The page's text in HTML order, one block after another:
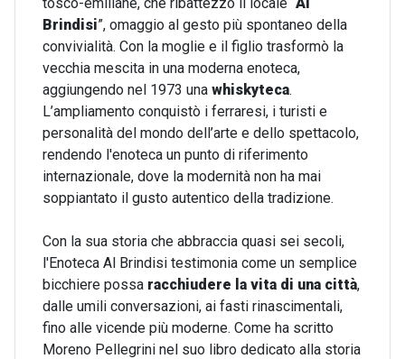
Brindisi”, omaggio al gesto più spontaneo della
convivialità. Con la moglie e il figlio trasformò la
vecchia mescita in una moderna enoteca,
aggiungendo nel 1973 una whiskyteca.
L’ampliamento conquistò i ferraresi, i turisti e
personalità del mondo dell’arte e dello spettacolo,
rendendo l'enoteca un punto di riferimento
internazionale, dove la modernità non ha mai
soppiantato il gusto autentico della tradizione.
Con la sua storia che abbraccia quasi sei secoli,
l'Enoteca Al Brindisi testimonia come un semplice
bicchiere possa racchiudere la vita di una città,
dalle umili conversazioni, ai fasti rinascimentali,
fino alle vicende più moderne. Come ha scritto
Moreno Pellegrini nel suo libro dedicato alla storia